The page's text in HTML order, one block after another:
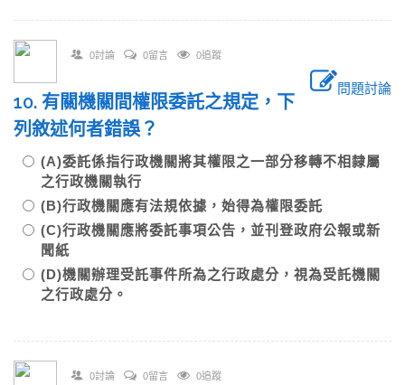
0討論 0留言 0追蹤
問題討論
10. 有關機關間權限委託之規定，下
列敘述何者錯誤？
(A)委託係指行政機關將其權限之一部分移轉不相隸屬
之行政機關執行
(B)行政機關應有法規依據，始得為權限委託
(C)行政機關應將委託事項公告，並刊登政府公報或新
聞紙
(D)機關辦理受託事件所為之行政處分，視為受託機關
之行政處分。
0討論 0留言 0追蹤